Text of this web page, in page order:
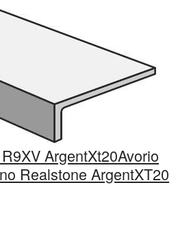
ArgentXt20Avorio
Realstone ArgentXT20